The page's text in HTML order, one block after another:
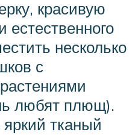
красивую
естественного
несколько
с
любят плющ).
тканый